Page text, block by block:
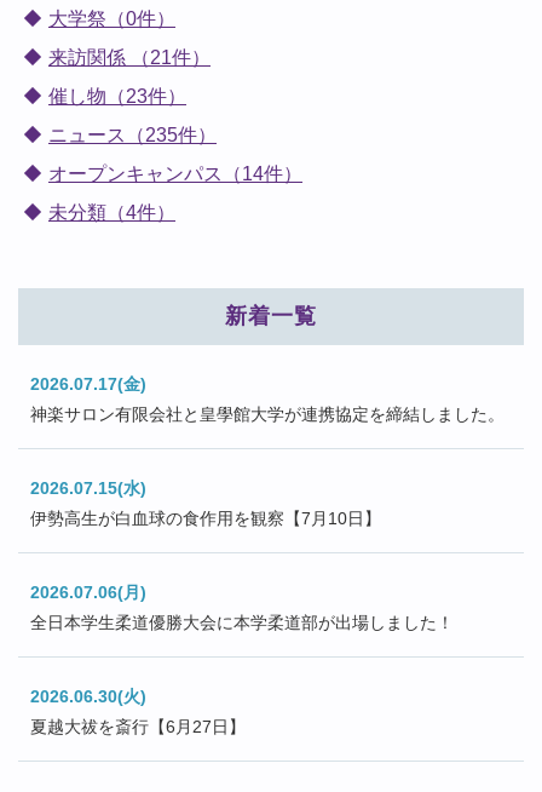
大学祭（0件）
来訪関係 （21件）
催し物（23件）
ニュース（235件）
オープンキャンパス（14件）
未分類（4件）
新着一覧
2026.07.17(金)
神楽サロン有限会社と皇學館大学が連携協定を締結しました。
2026.07.15(水)
伊勢高生が白血球の食作用を観察【7月10日】
2026.07.06(月)
全日本学生柔道優勝大会に本学柔道部が出場しました！
2026.06.30(火)
夏越大祓を斎行【6月27日】